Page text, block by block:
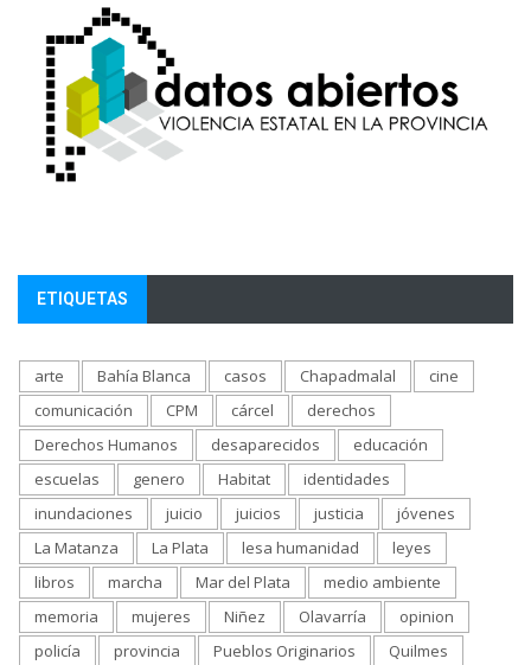
ETIQUETAS
arte Bahía Blanca casos Chapadmalal
cine
comunicación
CPM cárcel
derechos
Derechos Humanos
desaparecidos
educación
escuelas
genero Habitat
identidades
inundaciones
juicio juicios justicia
jóvenes
La Matanza
La Plata lesa humanidad
leyes
libros
marcha Mar del Plata
medio ambiente
memoria
mujeres Niñez Olavarría
opinion
policía
provincia Pueblos Originarios
Quilmes